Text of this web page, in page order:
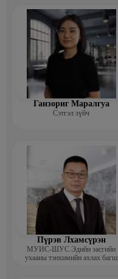
Ганзориг Маралгуа
Сэтгэл зүйч
Пүрэв Лхамсүрэн
МУИС-ШУС Эдийн засгийн
ухааны тэнхимийн ахлах багш